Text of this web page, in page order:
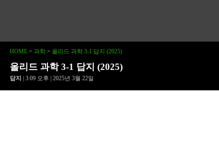
HOME > 과학 > 올리드 과학 3-1 답지 (2025)
올리드 과학 3-1 답지 (2025)
답지 | 3:09 오후 | 2025년 3월 22일